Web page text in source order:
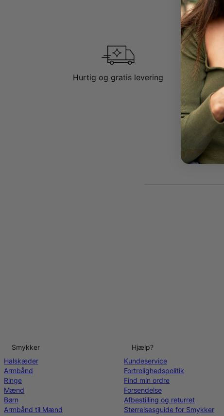
Hurtig og gratis levering
Smykker
Halskæder
Armbånd
Ringe
Mænd
Børn
Armbånd til Mænd
Hjælp?
Kundeservice
Fortrolighedspolitik
Find min ordre
Forsendelse
Afbestilling og returret
Størrelsesguide for Smykker